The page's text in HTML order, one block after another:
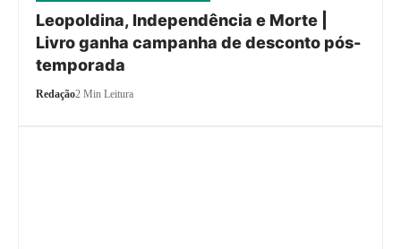
Leopoldina, Independência e Morte |
Livro ganha campanha de desconto pós-
temporada
Redação2 Min Leitura